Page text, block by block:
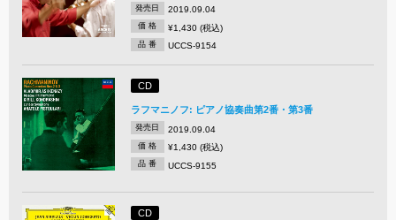
発売日 2019.09.04
価 格 ¥1,430 (税込)
品 番 UCCS-9154
CD
ラフマニノフ: ピアノ協奏曲第2番・第3番
発売日 2019.09.04
価 格 ¥1,430 (税込)
品 番 UCCS-9155
CD